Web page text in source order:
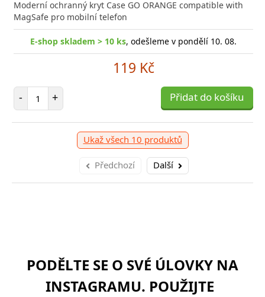
Moderní ochranný kryt Case GO ORANGE compatible with
MagSafe pro mobilní telefon
E-shop skladem > 10 ks, odešleme v pondělí 10. 08.
119 Kč
- Počet položek
+ Přidat do košíku
Ukaž všech 10 produktů
Předchozí Další
efektivní nabíjení kdykoliv potřebujete Baseus
Nabíječka pro všechna
skladem > 10 ks, odešleme v pondělí 10. 08.
položek
+ Přidat do košíku
Rychlá
E-
-
PODĚLTE SE O SVÉ ÚLOVKY NA
INSTAGRAMU. POUŽIJTE